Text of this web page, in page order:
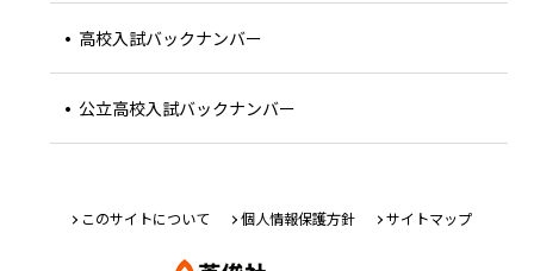
高校入試バックナンバー
公立高校入試バックナンバー
このサイトについて 個人情報保護方針 サイトマップ